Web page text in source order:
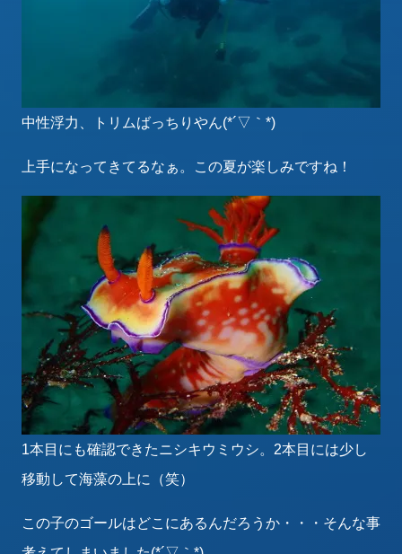
中性浮力、トリムばっちりやん(*´▽｀*)
上手になってきてるなぁ。この夏が楽しみですね！
1本目にも確認できたニシキウミウシ。2本目には少し
移動して海藻の上に（笑）
この子のゴールはどこにあるんだろうか・・・そんな事